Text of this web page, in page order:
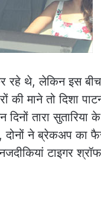
रहे थे, लेकिन इस
की माने तो दिशा
तारा सुतारिया
दोनों ने ब्रेकअप का
टाइगर श्रॉफ